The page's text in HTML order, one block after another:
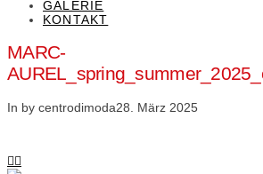
GALERIE
KONTAKT
MARC-
In by centrodimoda28. März 2025